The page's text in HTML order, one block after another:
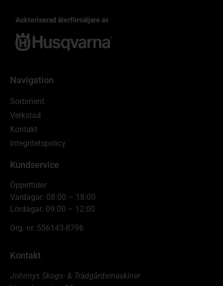
Auktoriserad återförsäljare av
Navigation
Sortiment
Verkstad
Kontakt
Integritetspolicy
Kundservice
Öppettider
Vardagar: 08:00 – 18:00
Lördagar: 09:00 – 12:00
Org. nr. 556143-8796
Kontakt
Johnnys Skogs- & Trädgårdsmaskiner